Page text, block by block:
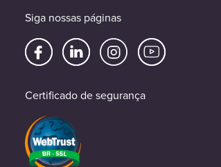
Siga nossas páginas
Certificado de segurança